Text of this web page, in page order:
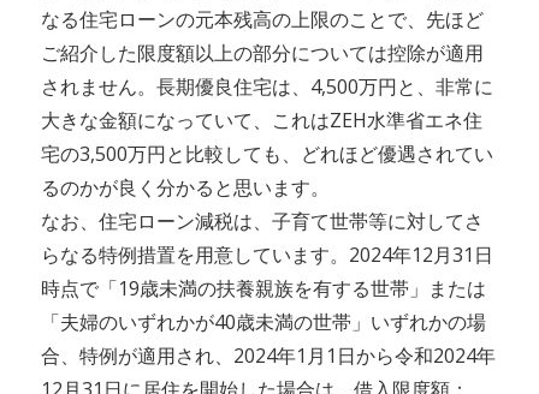
なる住宅ローンの元本残高の上限のことで、先ほど
ご紹介した限度額以上の部分については控除が適用
されません。長期優良住宅は、4,500万円と、非常に
大きな金額になっていて、これはZEH水準省エネ住
宅の3,500万円と比較しても、どれほど優遇されてい
るのかが良く分かると思います。
なお、住宅ローン減税は、子育て世帯等に対してさ
らなる特例措置を用意しています。2024年12月31日
時点で「19歳未満の扶養親族を有する世帯」または
「夫婦のいずれかが40歳未満の世帯」いずれかの場
合、特例が適用され、2024年1月1日から令和2024年